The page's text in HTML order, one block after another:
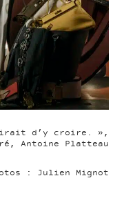
d’y croire. »,
Antoine Platteau
: Julien Mignot